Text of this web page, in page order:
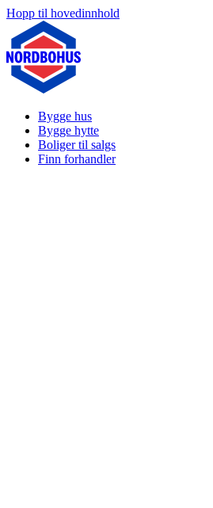
Hopp til hovedinnhold
Bygge hus
Bygge hytte
Boliger til salgs
Finn forhandler